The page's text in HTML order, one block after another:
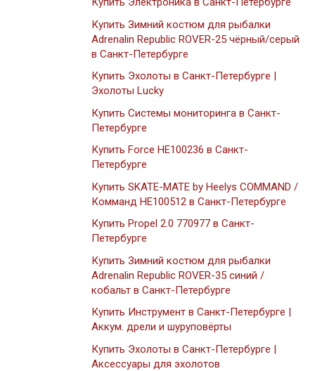
Купить Зимний костюм для рыбалки
Adrenalin Republic ROVER-25 чёрный/серый
в Санкт-Петербурге
Купить Эхолоты в Санкт-Петербурге |
Эхолоты Lucky
Купить Системы мониторинга в Санкт-
Петербурге
Купить Force HE100236 в Санкт-
Петербурге
Купить SKATE-MATE by Heelys COMMAND /
Комманд HE100512 в Санкт-Петербурге
Купить Propel 2.0 770977 в Санкт-
Петербурге
Купить Зимний костюм для рыбалки
Adrenalin Republic ROVER-35 синий /
кобальт в Санкт-Петербурге
Купить Инструмент в Санкт-Петербурге |
Аккум. дрели и шуруповёрты
Купить Эхолоты в Санкт-Петербурге |
Аксессуары для эхолотов